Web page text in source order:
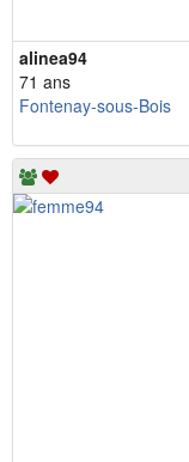
alinea94
71 ans
Fontenay-sous-Bois